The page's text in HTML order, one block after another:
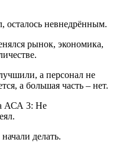
осталось невнедрённым.
рынок, экономика,
а персонал не
а большая часть – нет.
АСА 3: Не
делать.